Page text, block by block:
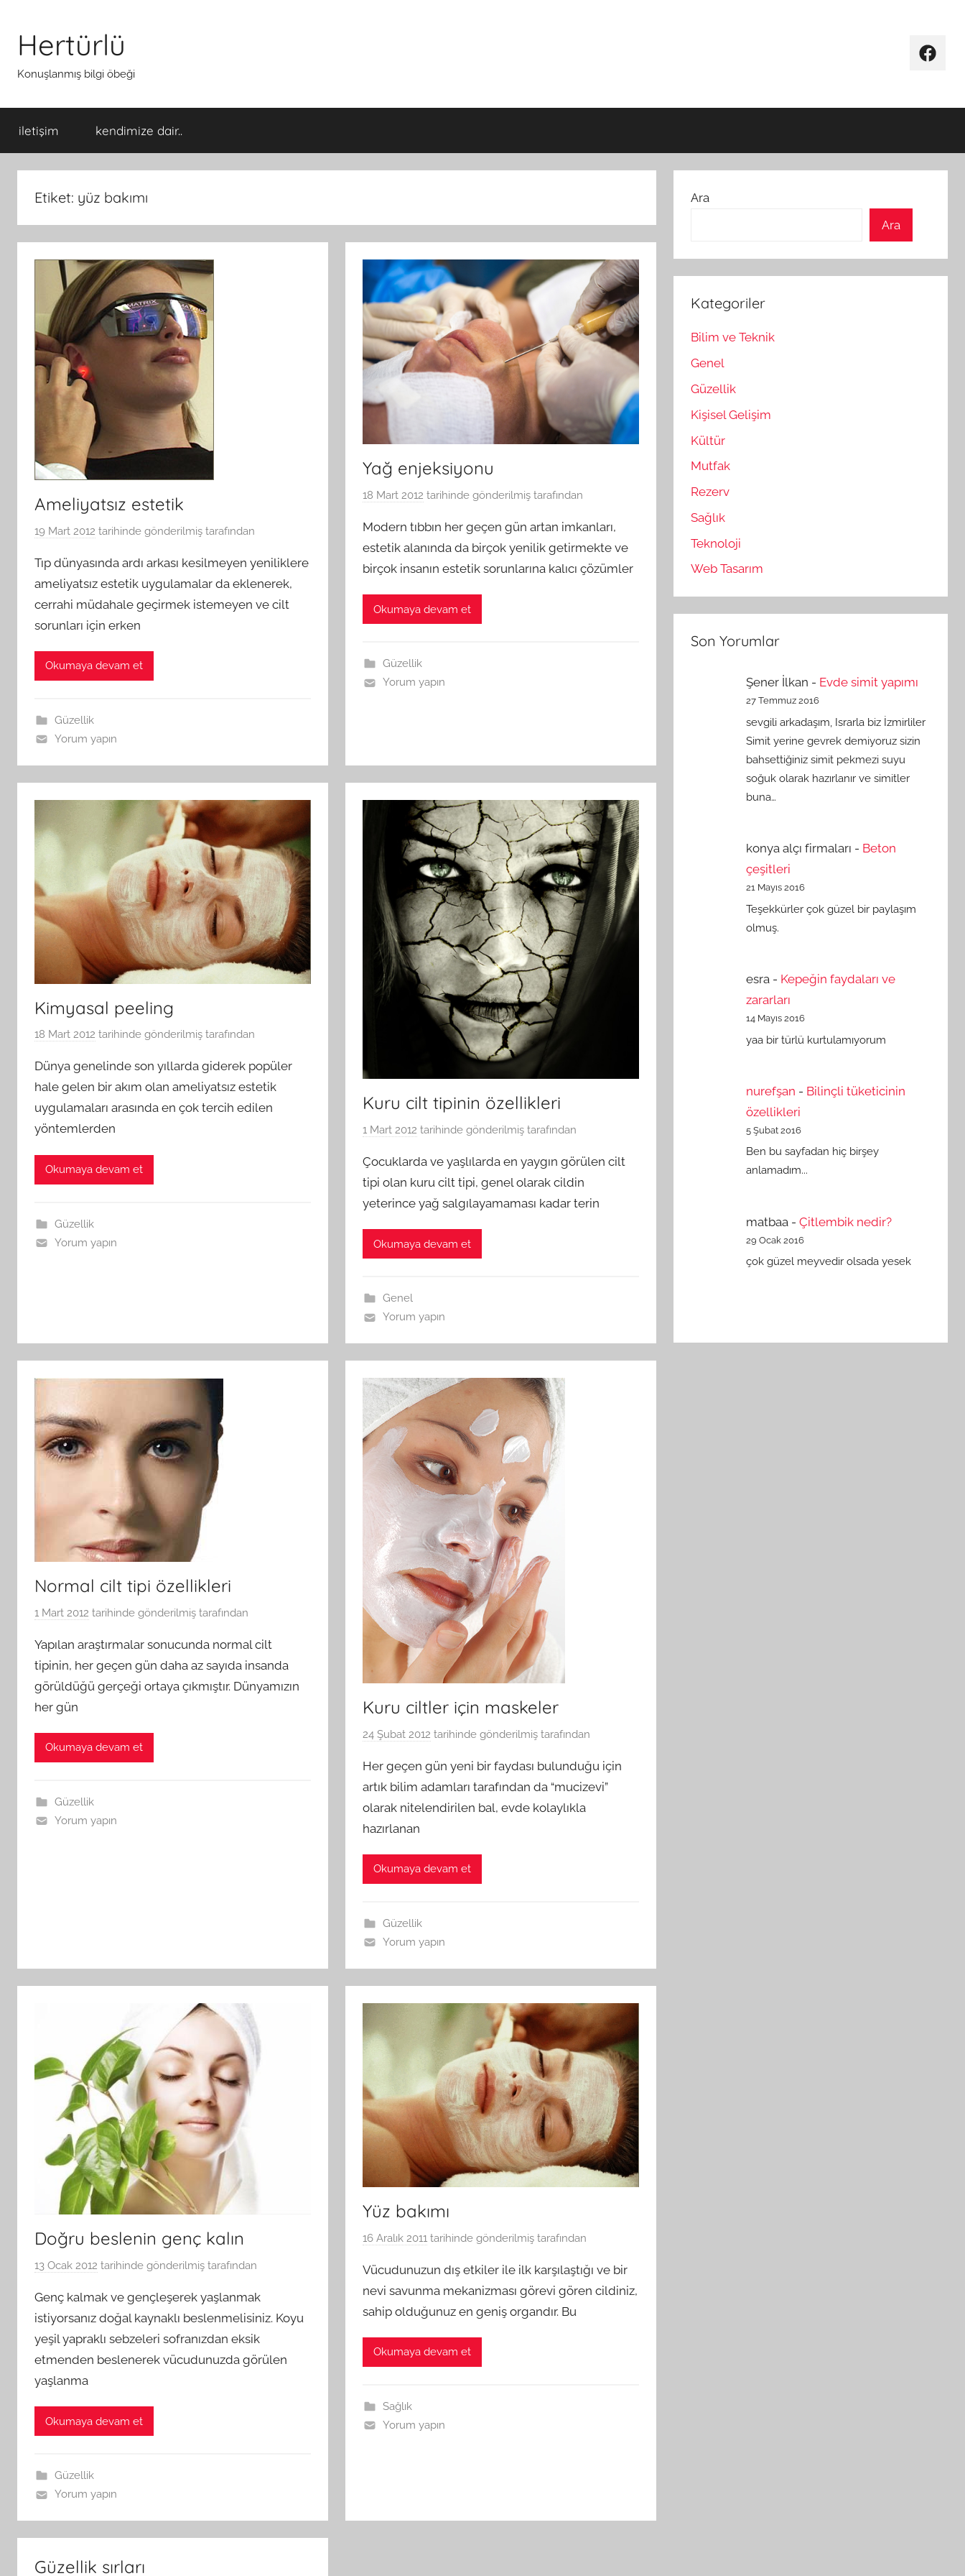
Hertürlü
Konuşlanmış bilgi öbeği
iletişim kendimize dair..
Etiket: yüz bakımı
Ameliyatsız estetik
19 Mart 2012 tarihinde gönderilmiş tarafından
Tıp dünyasında ardı arkası kesilmeyen yeniliklere
ameliyatsız estetik uygulamalar da eklenerek,
cerrahi müdahale geçirmek istemeyen ve cilt
sorunları için erken
Okumaya devam et
Güzellik
Yorum yapın
Yağ enjeksiyonu
18 Mart 2012 tarihinde gönderilmiş tarafından
Modern tıbbın her geçen gün artan imkanları,
estetik alanında da birçok yenilik getirmekte ve
birçok insanın estetik sorunlarına kalıcı çözümler
Okumaya devam et
Güzellik
Yorum yapın
Kimyasal peeling
18 Mart 2012 tarihinde gönderilmiş tarafından
Dünya genelinde son yıllarda giderek popüler
hale gelen bir akım olan ameliyatsız estetik
uygulamaları arasında en çok tercih edilen
yöntemlerden
Okumaya devam et
Güzellik
Yorum yapın
Kuru cilt tipinin özellikleri
1 Mart 2012 tarihinde gönderilmiş tarafından
Çocuklarda ve yaşlılarda en yaygın görülen cilt
tipi olan kuru cilt tipi, genel olarak cildin
yeterince yağ salgılayamaması kadar terin
Okumaya devam et
Genel
Yorum yapın
Normal cilt tipi özellikleri
1 Mart 2012 tarihinde gönderilmiş tarafından
Yapılan araştırmalar sonucunda normal cilt
tipinin, her geçen gün daha az sayıda insanda
görüldüğü gerçeği ortaya çıkmıştır. Dünyamızın
her gün
Okumaya devam et
Güzellik
Yorum yapın
Kuru ciltler için maskeler
24 Şubat 2012 tarihinde gönderilmiş tarafından
Her geçen gün yeni bir faydası bulunduğu için
artık bilim adamları tarafından da “mucizevi”
olarak nitelendirilen bal, evde kolaylıkla
hazırlanan
Okumaya devam et
Güzellik
Yorum yapın
Doğru beslenin genç kalın
13 Ocak 2012 tarihinde gönderilmiş tarafından
Genç kalmak ve gençleşerek yaşlanmak
istiyorsanız doğal kaynaklı beslenmelisiniz. Koyu
yeşil yapraklı sebzeleri sofranızdan eksik
etmenden beslenerek vücudunuzda görülen
yaşlanma
Okumaya devam et
Güzellik
Yorum yapın
Yüz bakımı
16 Aralık 2011 tarihinde gönderilmiş tarafından
Vücudunuzun dış etkiler ile ilk karşılaştığı ve bir
nevi savunma mekanizması görevi gören cildiniz,
sahip olduğunuz en geniş organdır. Bu
Okumaya devam et
Sağlık
Yorum yapın
Güzellik sırları
Ara
Ara
Kategoriler
Bilim ve Teknik
Genel
Güzellik
Kişisel Gelişim
Kültür
Mutfak
Rezerv
Sağlık
Teknoloji
Web Tasarım
Son Yorumlar
Şener İlkan - Evde simit yapımı
27 Temmuz 2016
sevgili arkadaşım, Israrla biz İzmirliler
Simit yerine gevrek demiyoruz sizin
bahsettiğiniz simit pekmezi suyu
soğuk olarak hazırlanır ve simitler
buna…
konya alçı firmaları - Beton
çeşitleri
21 Mayıs 2016
Teşekkürler çok güzel bir paylaşım
olmuş.
esra- Kepeğin faydaları ve
zararları
14 Mayıs 2016
yaa bir türlü kurtulamıyorum
nurefşan - Bilinçli tüketicinin
özellikleri
5 Şubat 2016
Ben bu sayfadan hiç birşey
anlamadım...
matbaa- Çitlembik nedir?
29 Ocak 2016
çok güzel meyvedir olsada yesek